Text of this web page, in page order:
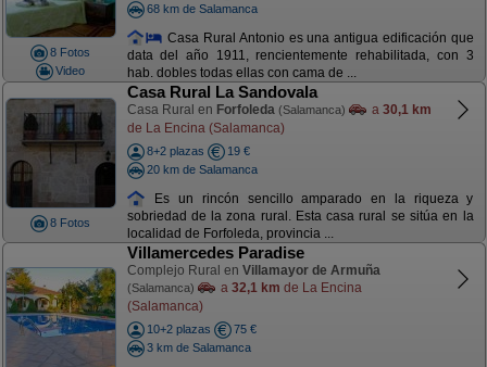
8 Fotos
Video
68 km de Salamanca
Casa Rural Antonio es una antigua edificación que
data del año 1911, rencientemente rehabilitada, con 3
hab. dobles todas ellas con cama de ...
8 Fotos
Casa Rural La Sandovala
Casa Rural en Forfoleda (Salamanca) a 30,1 km
de La Encina (Salamanca)
8+2 plazas
19 €
20 km de Salamanca
Es un rincón sencillo amparado en la riqueza y
sobriedad de la zona rural. Esta casa rural se sitúa en la
localidad de Forfoleda, provincia ...
Villamercedes Paradise
Complejo Rural en Villamayor de Armuña
(Salamanca) a 32,1 km de La Encina
(Salamanca)
10+2 plazas
75 €
3 km de Salamanca